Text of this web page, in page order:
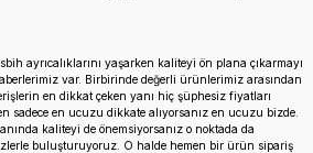
ayrıcalıklarını yaşarken kaliteyi ön plana çıkarmayı
var. Birbirinde değerli ürünlerimiz arasından
en dikkat çeken yanı hiç şüphesiz fiyatları
sadece en ucuzu dikkate alıyorsanız en ucuzu bizde.
kaliteyi de önemsiyorsanız o noktada da
buluşturuyoruz. O halde hemen bir ürün sipariş